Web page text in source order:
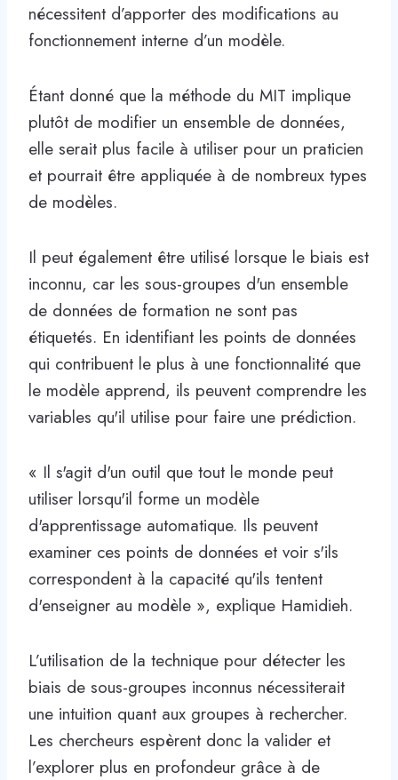
nécessitent d’apporter des modifications au
fonctionnement interne d’un modèle.
Étant donné que la méthode du MIT implique
plutôt de modifier un ensemble de données,
elle serait plus facile à utiliser pour un praticien
et pourrait être appliquée à de nombreux types
de modèles.
Il peut également être utilisé lorsque le biais est
inconnu, car les sous-groupes d'un ensemble
de données de formation ne sont pas
étiquetés. En identifiant les points de données
qui contribuent le plus à une fonctionnalité que
le modèle apprend, ils peuvent comprendre les
variables qu'il utilise pour faire une prédiction.
« Il s'agit d'un outil que tout le monde peut
utiliser lorsqu'il forme un modèle
d'apprentissage automatique. Ils peuvent
examiner ces points de données et voir s'ils
correspondent à la capacité qu'ils tentent
d'enseigner au modèle », explique Hamidieh.
L’utilisation de la technique pour détecter les
biais de sous-groupes inconnus nécessiterait
une intuition quant aux groupes à rechercher.
Les chercheurs espèrent donc la valider et
l’explorer plus en profondeur grâce à de